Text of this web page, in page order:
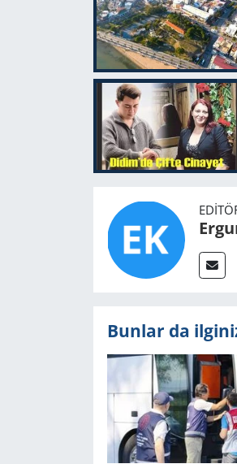
Bunlar da